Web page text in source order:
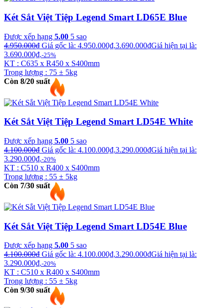
Két Sắt Việt Tiệp Legend Smart LD65E Blue
Được xếp hạng 5.00 5 sao
4.950.000₫ Giá gốc là: 4.950.000₫.3.690.000₫Giá hiện tại là:
3.690.000₫.-25%
KT : C635 x R450 x S400mm
Trọng lượng : 75 ± 5kg
Còn 8/20 suất
Két Sắt Việt Tiệp Legend Smart LD54E White
Được xếp hạng 5.00 5 sao
4.100.000₫ Giá gốc là: 4.100.000₫.3.290.000₫Giá hiện tại là:
3.290.000₫.-20%
KT : C510 x R400 x S400mm
Trọng lượng : 55 ± 5kg
Còn 7/30 suất
Két Sắt Việt Tiệp Legend Smart LD54E Blue
Được xếp hạng 5.00 5 sao
4.100.000₫ Giá gốc là: 4.100.000₫.3.290.000₫Giá hiện tại là:
3.290.000₫.-20%
KT : C510 x R400 x S400mm
Trọng lượng : 55 ± 5kg
Còn 9/30 suất